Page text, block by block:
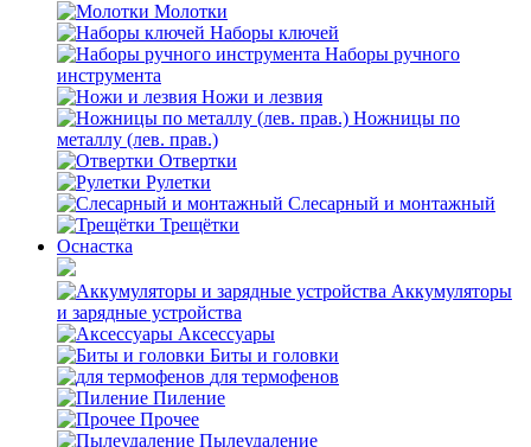
Молотки
Наборы ключей
Наборы ручного
инструмента
Ножи и лезвия
Ножницы по
металлу (лев. прав.)
Отвертки
Рулетки
Слесарный и монтажный
Трещётки
Оснастка
Аккумуляторы
и зарядные устройства
Аксессуары
Биты и головки
для термофенов
Пиление
Прочее
Пылеудаление